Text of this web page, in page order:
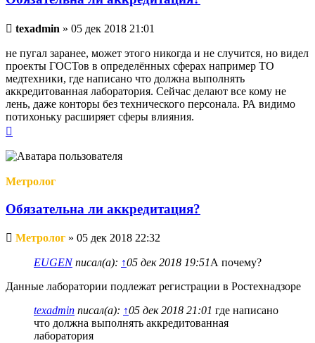
Непрочитанное
texadmin » 05 дек 2018 21:01
не пугал заранее, может этого никогда и не случится, но видел
проекты ГОСТов в определённых сферах например ТО
медтехники, где написано что должна выполнять
аккредитованная лаборатория. Сейчас делают все кому не
лень, даже конторы без технического персонала. РА видимо
потихоньку расширяет сферы влияния.
началу
Метролог
Обязательна ли аккредитация?
Непрочитанное
сообщение
Метролог » 05 дек 2018 22:32
EUGENписал(а): ↑05 дек 2018 19:51А почему?
Данные лаборатории подлежат регистрации в Ростехнадзоре
texadmin писал(а): ↑05 дек 2018 21:01 где написано
что должна выполнять аккредитованная
лаборатория